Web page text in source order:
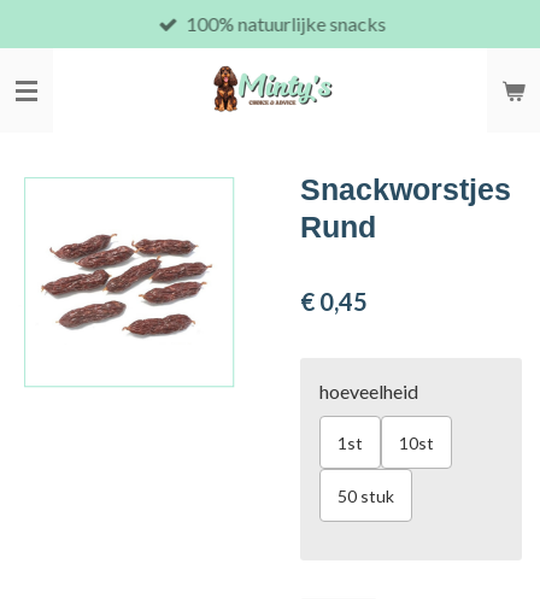
direct
naar
100% natuurlijke snacks
Snackworstjes
Rund
€ 0,45
hoeveelheid
1st 10st
50 stuk